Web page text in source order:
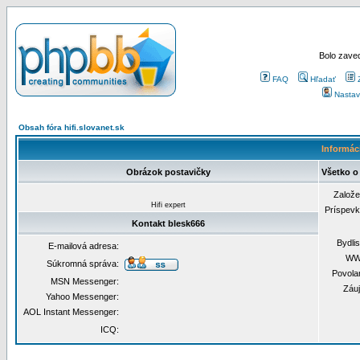
Bolo
FAQ Hľadať
Obsah fóra hifi.slovanet.sk
Obrázok postavičky Všetko
Hifi expert
Kontakt blesk666
E-mailová adresa:
Súkromná správa:
MSN Messenger:
Yahoo Messenger:
AOL Instant Messenger:
ICQ: